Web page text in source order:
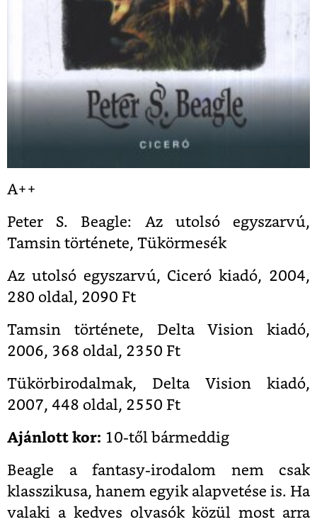
A++
Peter S. Beagle: Az utolsó egyszarvú,
Tamsin története, Tükörmesék
Az utolsó egyszarvú, Ciceró kiadó, 2004,
280 oldal, 2090 Ft
Tamsin története, Delta Vision kiadó,
2006, 368 oldal, 2350 Ft
Tükörbirodalmak, Delta Vision kiadó,
2007, 448 oldal, 2550 Ft
Ajánlott kor: 10-től bármeddig
Beagle a fantasy-irodalom nem csak
klasszikusa, hanem egyik alapvetése is. Ha
valaki a kedves olvasók közül most arra